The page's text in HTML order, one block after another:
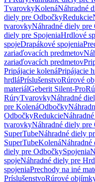
TvarovkyKolenáNáhradné
diely pre OdbočkyRedukcie
tvarovkyNáhradné diely
diely pre SpojeniaHrdlové
spojeDrapákové spojenia
zariaďovacích predmetov
zariaďovacích predmetov
Pripájacie kolenáPripájacie
hrdláPríslušenstvoRúrové
materiálGeberit Silent-Pro
RúryTvarovkyNáhradné
pre KolenáOdbočky
OdbočkyRedukcie
tvarovkyNáhradné diely
SuperTubeNáhradné diely
SuperTubeKolenáNáhradné
diely pre OdbočkySpojenia
spojeNáhradné diely pre
spojeniaPrechody na iné
PríslušenstvoRúrové